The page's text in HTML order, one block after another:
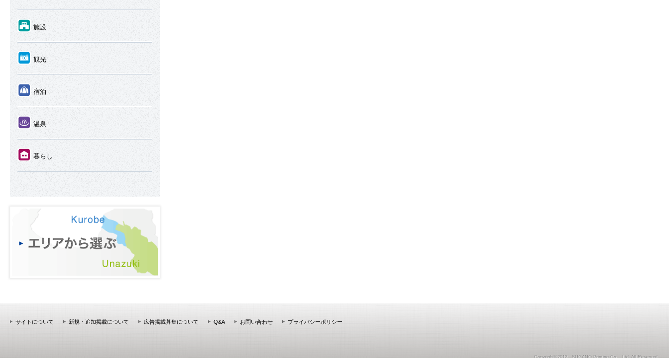
⑦ 施設
⑧ 観光
⑨ 宿泊
⑩ 温泉
⑪ 暮らし
サイトについて 新規・追加掲載について 広告掲載募集について Q&A お問い合わせ プライバシーポリシー